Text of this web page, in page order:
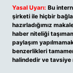
Yasal Uyarı: Bu
şirketi ile hiçbir
hazırladığımız
haber niteliği
paylaşım
benzerlikleri
halindedir ve tavsiye